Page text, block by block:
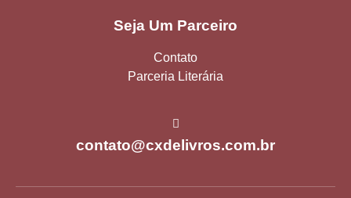
Seja Um Parceiro
Contato
Parceria Literária
contato@cxdelivros.com.br